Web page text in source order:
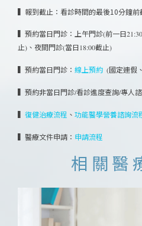
▍報到截止：看診時間的最後10分鐘前
▍預約當日門診： 上午門診(前一日
止)、 夜間門診(當日18:00截止)
▍預約當日門診： 線上預約 (國定連假
▍預約非當日門診/看診進度查詢/專人諮
▍ 復健治療流程 、 功能醫學營養諮詢流
▍醫療文件申請： 申請流程
相關醫